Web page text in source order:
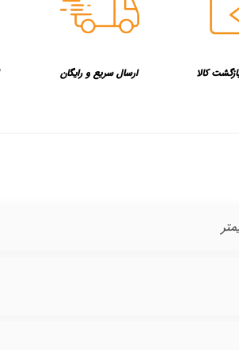
کالا ارسال سریع و رایگان